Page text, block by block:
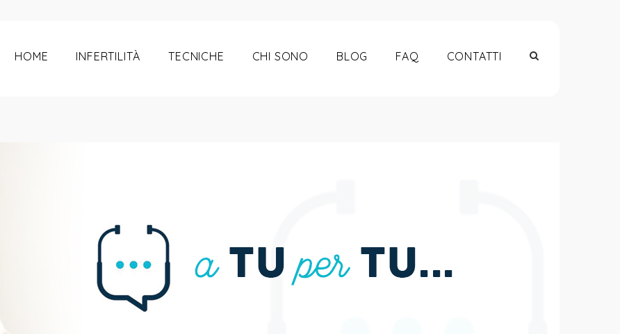
HOME INFERTILITÀ TECNICHE CHI SONO BLOG FAQ CONTATTI